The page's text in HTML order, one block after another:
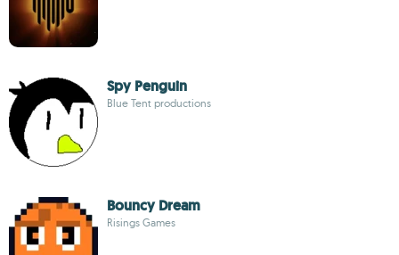
Spy Penguin
Blue Tent productions
Bouncy Dream
Risings Games